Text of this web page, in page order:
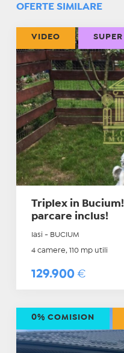
OFERTE SIMILARE
Triplex in
parcare inclus!
Iasi - BUCIUM
4 camere, 110 mp utili
129.900 €
VIDEO
0% COMISION